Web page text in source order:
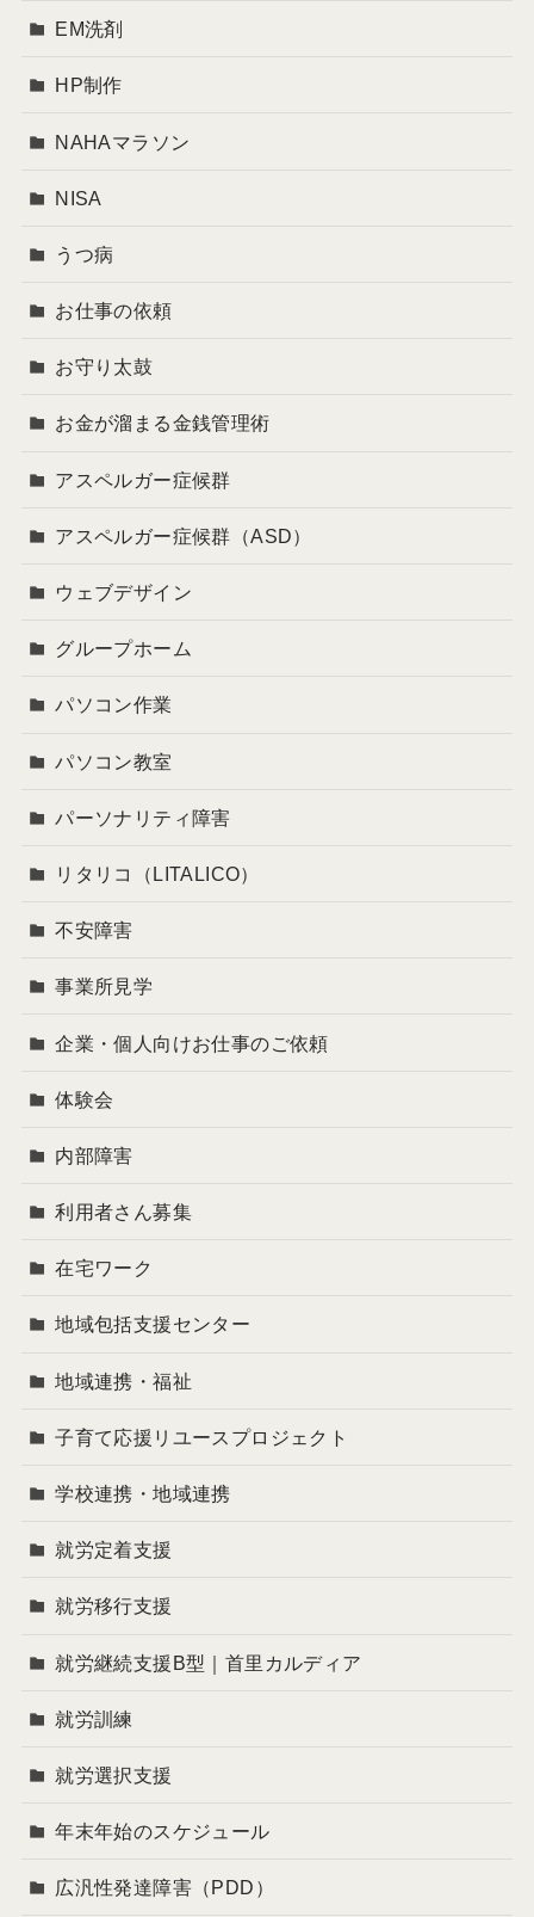
EM洗剤
HP制作
NAHAマラソン
NISA
うつ病
お仕事の依頼
お守り太鼓
お金が溜まる金銭管理術
アスペルガー症候群
アスペルガー症候群（ASD）
ウェブデザイン
グループホーム
パソコン作業
パソコン教室
パーソナリティ障害
リタリコ（LITALICO）
不安障害
事業所見学
企業・個人向けお仕事のご依頼
体験会
内部障害
利用者さん募集
在宅ワーク
地域包括支援センター
地域連携・福祉
子育て応援リユースプロジェクト
学校連携・地域連携
就労定着支援
就労移行支援
就労継続支援B型｜首里カルディア
就労訓練
就労選択支援
年末年始のスケジュール
広汎性発達障害（PDD）